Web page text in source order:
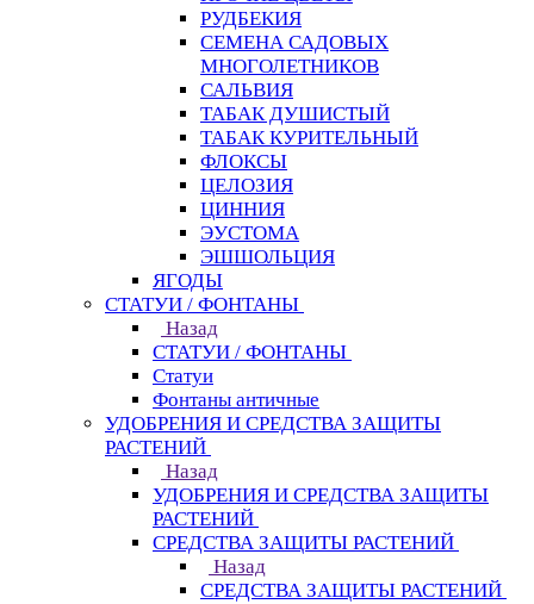
РУДБЕКИЯ
СЕМЕНА САДОВЫХ
МНОГОЛЕТНИКОВ
САЛЬВИЯ
ТАБАК ДУШИСТЫЙ
ТАБАК КУРИТЕЛЬНЫЙ
ФЛОКСЫ
ЦЕЛОЗИЯ
ЦИННИЯ
ЭУСТОМА
ЭШШОЛЬЦИЯ
ЯГОДЫ
СТАТУИ / ФОНТАНЫ
Назад
СТАТУИ / ФОНТАНЫ
Статуи
Фонтаны античные
УДОБРЕНИЯ И СРЕДСТВА ЗАЩИТЫ
РАСТЕНИЙ
Назад
УДОБРЕНИЯ И СРЕДСТВА ЗАЩИТЫ
РАСТЕНИЙ
СРЕДСТВА ЗАЩИТЫ РАСТЕНИЙ
Назад
СРЕДСТВА ЗАЩИТЫ РАСТЕНИЙ